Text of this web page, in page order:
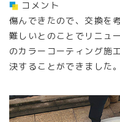
コメント
傷んできたので、交換を
難しいとのことでリニュ
のカラーコーティング施
決することができました。